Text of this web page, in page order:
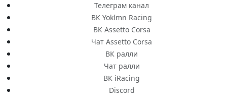
Телеграм канал
ВК Yoklmn Racing
ВК Assetto Corsa
Чат Assetto Corsa
ВК ралли
Чат ралли
ВК iRacing
Discord